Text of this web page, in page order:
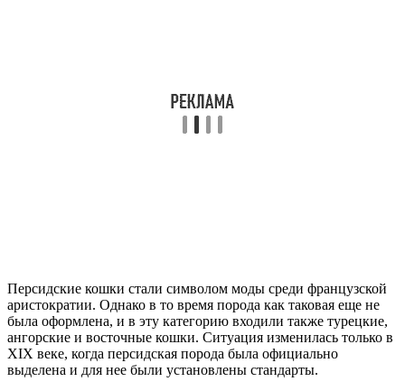
Персидские кошки стали символом моды среди французской
аристократии. Однако в то время порода как таковая еще не
была оформлена, и в эту категорию входили также турецкие,
ангорские и восточные кошки. Ситуация изменилась только в
XIX веке, когда персидская порода была официально
выделена и для нее были установлены стандарты.